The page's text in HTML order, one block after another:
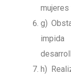
mujeres
g)
h)